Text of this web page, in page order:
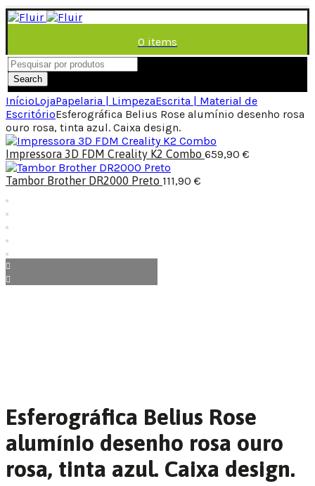
0 items
/ 0,00€
Menu
Search
InícioLojaPapelaria | LimpezaEscrita | Material de
EscritórioEsferográfica Belius Rose alumínio desenho rosa
ouro rosa, tinta azul. Caixa design.
Impressora 3D FDM Creality K2 Combo 659,90 €
Tambor Brother DR2000 Preto 111,90 €
Esferográfica Belius Rose
alumínio desenho rosa ouro
rosa, tinta azul. Caixa design.